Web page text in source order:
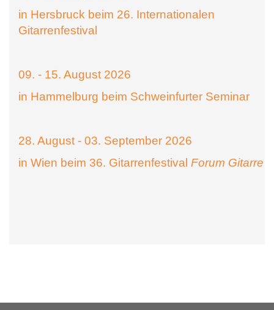
in Hersbruck beim 26. Internationalen
Gitarrenfestival
09. - 15. August 2026
in Hammelburg beim Schweinfurter Seminar
28. August - 03. September 2026
in Wien beim 36. Gitarrenfestival Forum Gitarre